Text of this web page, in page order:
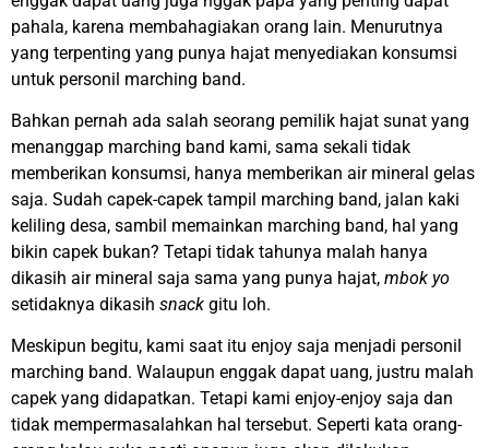
pahala, karena membahagiakan orang lain. Menurutnya
yang terpenting yang punya hajat menyediakan konsumsi
untuk personil marching band.
Bahkan pernah ada salah seorang pemilik hajat sunat yang
menanggap marching band kami, sama sekali tidak
memberikan konsumsi, hanya memberikan air mineral gelas
saja. Sudah capek-capek tampil marching band, jalan kaki
keliling desa, sambil memainkan marching band, hal yang
bikin capek bukan? Tetapi tidak tahunya malah hanya
dikasih air mineral saja sama yang punya hajat, mbok yo
setidaknya dikasih snack gitu loh.
Meskipun begitu, kami saat itu enjoy saja menjadi personil
marching band. Walaupun enggak dapat uang, justru malah
capek yang didapatkan. Tetapi kami enjoy-enjoy saja dan
tidak mempermasalahkan hal tersebut. Seperti kata orang-